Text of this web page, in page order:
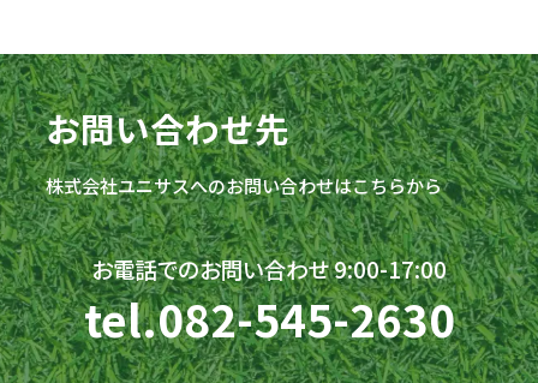
お問い合わせ先
株式会社ユニサスへのお問い合わせはこちらから
お電話でのお問い合わせ 9:00-17:00
tel.082-545-2630